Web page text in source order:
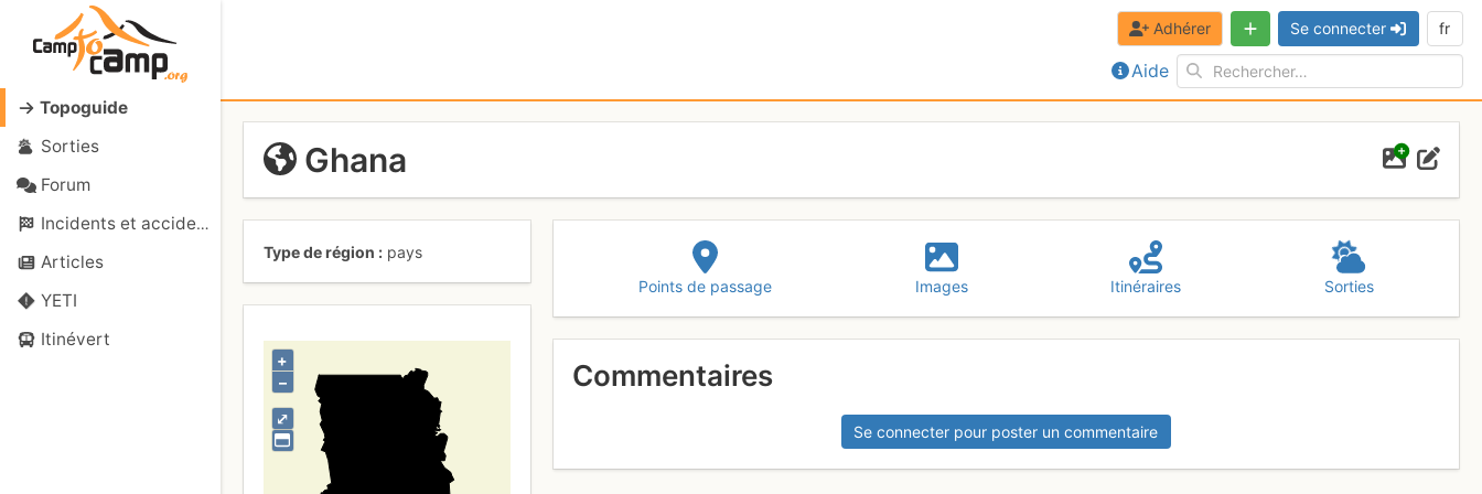
Topoguide
Sorties
Forum
Incidents et accidents
Articles
YETI
Itinévert
Aide
Adhérer Se connecter fr
Ghana
Type de région pays
⤢
+
–
Points de passage Images Itinéraires Sorties
Commentaires
Se connecter pour poster un commentaire